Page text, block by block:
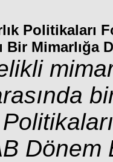
Politikaları
Bir Mimarlığa
Dönem